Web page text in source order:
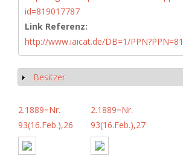
id=819017787
Link Referenz:
http://www.iaicat.de/DB=1/
Anzeigen
Besitzer
2.1889=Nr.
93(16.Feb.),26
2.1889=Nr.
93(16.Feb.),27